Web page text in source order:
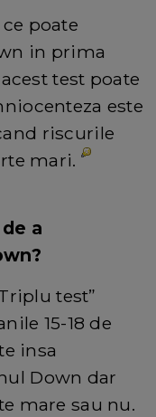
poate
in prima
test poate
este
riscurile
mari.
a
test”
15-18 de
insa
Down dar
mare sau nu.